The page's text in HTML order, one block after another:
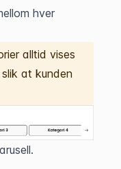
hver
alltid vises
at kunden